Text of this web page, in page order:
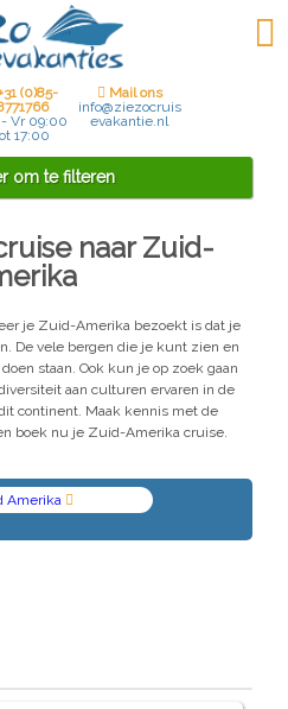
(0)85-
- Vr 09:00
17:00
Mail ons
info@ziezocruis
evakantie.nl
om te filteren
naar Zuid-
je Zuid-Amerika bezoekt is dat je
De vele bergen die je kunt zien en
staan. Ook kun je op zoek gaan
aan culturen ervaren in de
continent. Maak kennis met de
boek nu je Zuid-Amerika cruise.
Amerika